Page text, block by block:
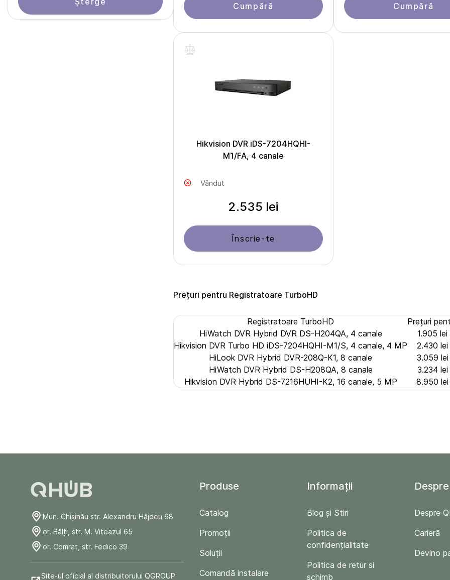
Cumpără Cumpără
Hikvision DVR iDS-7204HQHI-
M1/FA, 4 canale
Vândut
2.535 lei
Înscrie-te
Prețuri pentru Registratoare TurboHD
Registratoare TurboHD
Prețuri
HiWatch DVR Hybrid DVR DS-H204QA, 4 canale
1.905 lei
Hikvision DVR Turbo HD iDS-7204HQHI-M1/S, 4 canale, 4 MP
2.430 lei
HiLook DVR Hybrid DVR-208Q-K1, 8 canale
3.059 lei
HiWatch DVR Hybrid DS-H208QA, 8 canale
3.234 lei
Hikvision DVR Hybrid DS-7216HUHI-K2, 16 canale, 5 MP
8.950 lei
Mun. Chişinău str. Alexandru Hâjdeu 68
or. Bălți, str. M. Viteazul 65
or. Comrat, str. Fedico 39
Site-ul oficial al distribuitorului QGROUP
Produse
Catalog
Promoții
Soluții
Comandă instalare
Informații
Blog și Stiri
Politica de
confidențialitate
Politica de retur si
schimb
Despre
Carieră
Devino